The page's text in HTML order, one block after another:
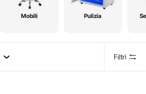
Mobili Pulizia
Filtri